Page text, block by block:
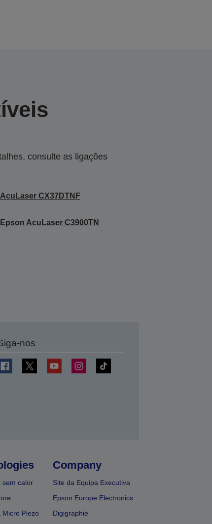
consulte as ligações
AcuLaser CX37DTNF
Epson AcuLaser C3900TN
nos
sem calor
Micro Piezo
Company
Site da Equipa Executiva
Epson Europe Electronics
Digigraphie